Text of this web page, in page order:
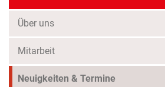
Über uns
Mitarbeit
Neuigkeiten & Termine